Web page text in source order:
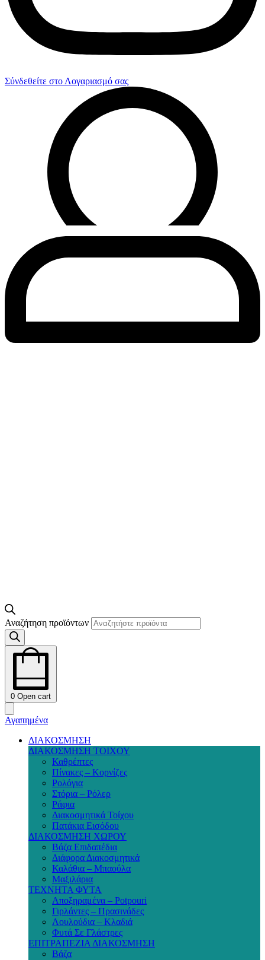
Σύνδεθείτε στο Λογαριασμό σας
Αναζήτηση προϊόντων
0 Open cart
Αγαπημένα
ΔΙΑΚΟΣΜΗΣΗ
ΔΙΑΚΟΣΜΗΣΗ ΤΟΙΧΟΥ
Καθρέπτες
Πίνακες – Κορνίζες
Ρολόγια
Στόρια – Ρόλερ
Ράφια
Διακοσμητικά Τοίχου
Πατάκια Εισόδου
ΔΙΑΚΟΣΜΗΣΗ ΧΩΡΟΥ
Βάζα Επιδαπέδια
Διάφορα Διακοσμητικά
Καλάθια – Μπαούλα
Μαξιλάρια
ΤΕΧΝΗΤΑ ΦΥΤΑ
Αποξηραμένα – Potpouri
Γιρλάντες – Πρασινάδες
Λουλούδια – Κλαδιά
Φυτά Σε Γλάστρες
ΕΠΙΤΡΑΠΕΖΙΑ ΔΙΑΚΟΣΜΗΣΗ
Βάζα